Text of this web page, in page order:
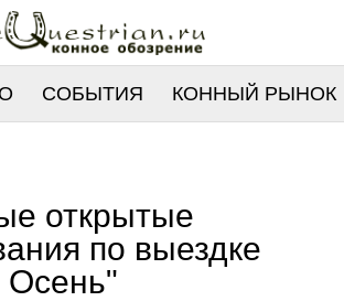
СОБЫТИЯ КОННЫЙ РЫНОК
открытые
по выездке
Осень"